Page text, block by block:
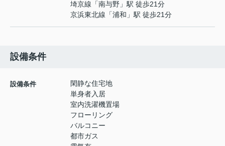
埼京線 「南与野 」駅 徒歩21分
京浜東北線 「浦和 」駅 徒歩21分
設備条件
設備条件
閑静な住宅地
単身者入居
室内洗濯機置場
フローリング
バルコニー
都市ガス